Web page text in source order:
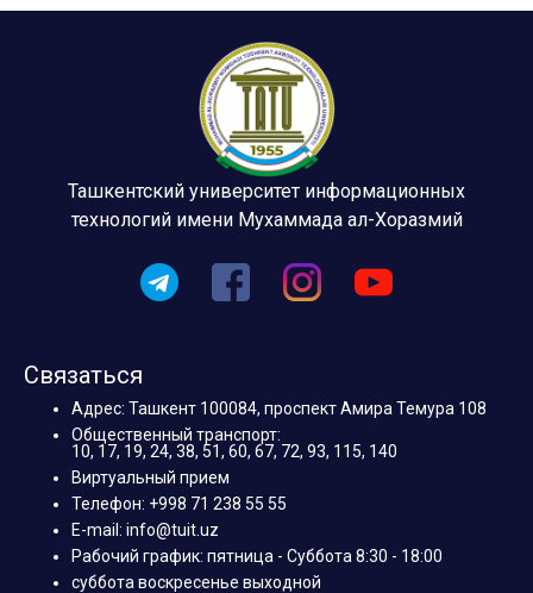
Ташкентский университет информационных
технологий имени Мухаммада ал-Хоразмий
Связаться
Адрес: Ташкент 100084, проспект Амира Темура 108
Общественный транспорт:
10, 17, 19, 24, 38, 51, 60, 67, 72, 93, 115, 140
Виртуальный прием
Телефон: +998 71 238 55 55
E-mail: info@tuit.uz
Рабочий график: пятница - Суббота 8:30 - 18:00
суббота воскресенье выходной